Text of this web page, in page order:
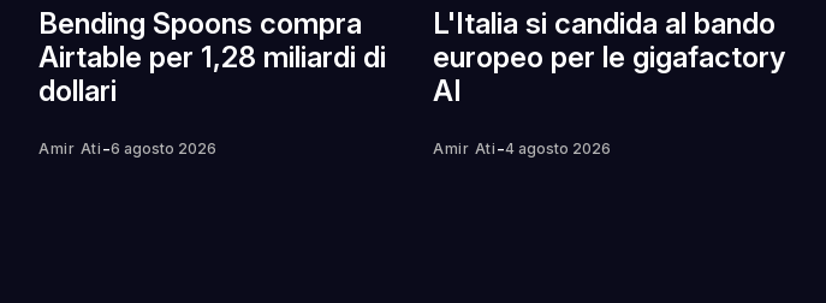
Bending Spoons compra
Airtable per 1,28 miliardi di
dollari
Amir Ati -6 agosto 2026
L'Italia si candida al bando
europeo per le gigafactory
AI
Amir Ati -4 agosto 2026